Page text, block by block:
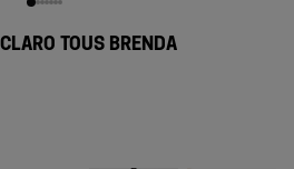
TOUS BRENDA